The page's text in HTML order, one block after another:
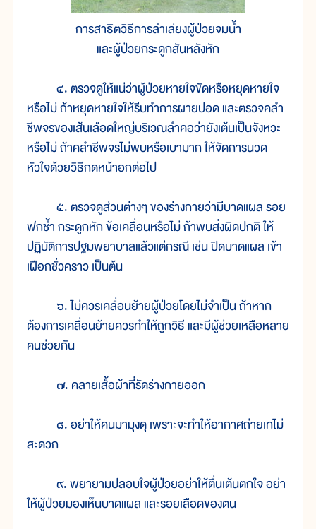
การสาธิตวิธีการลำเลียงผู้ป่วยจมน้ำ
และผู้ป่วยกระดูกสันหลังหัก
๔. ตรวจดูให้แน่ว่าผู้ป่วยหายใจขัดหรือหยุดหายใจ
หรือไม่ ถ้าหยุดหายใจให้รีบทำการผายปอด และตรวจคลำ
ชีพจรของเส้นเลือดใหญ่บริเวณลำคอว่ายังเต้นเป็นจังหวะ
หรือไม่ ถ้าคลำชีพจรไม่พบหรือเบามาก ให้จัดการนวด
หัวใจด้วยวิธีกดหน้าอกต่อไป
๕. ตรวจดูส่วนต่างๆ ของร่างกายว่ามีบาดแผล รอย
ฟกช้ำ กระดูกหัก ข้อเคลื่อนหรือไม่ ถ้าพบสิ่งผิดปกติ ให้
ปฏิบัติการปฐมพยาบาลแล้วแต่กรณี เช่น ปิดบาดแผล เข้า
เฝือกชั่วคราว เป็นต้น
๖. ไม่ควรเคลื่อนย้ายผู้ป่วยโดยไม่จำเป็น ถ้าหาก
ต้องการเคลื่อนย้ายควรทำให้ถูกวิธี และมีผู้ช่วยเหลือหลาย
คนช่วยกัน
๗. คลายเสื้อผ้าที่รัดร่างกายออก
๘. อย่าให้คนมามุงดุ เพราะจะทำให้อากาศถ่ายเทไม่
สะดวก
๙. พยายามปลอบใจผู้ป่วยอย่าให้ตื่นเต้นตกใจ อย่า
ให้ผู้ป่วยมองเห็นบาดแผล และรอยเลือดของตน